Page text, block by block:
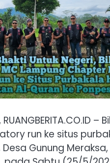
run ke situs
Desa Gunung